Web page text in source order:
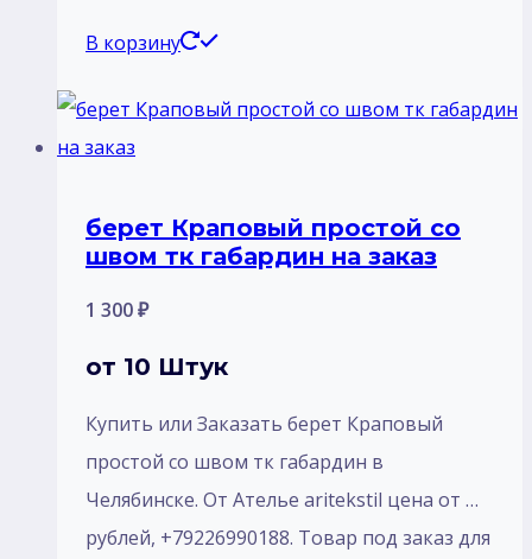
В корзину
берет Краповый простой со
швом тк габардин на заказ
1 300₽
от 10 Штук
Купить или Заказать берет Краповый
простой со швом тк габардин в
Челябинске. От Ателье aritekstil цена от …
рублей, +79226990188. Товар под заказ для